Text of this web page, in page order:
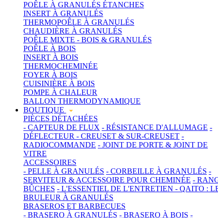
POÊLE À GRANULÉS ÉTANCHES
INSERT À GRANULÉS
THERMOPOÊLE À GRANULÉS
CHAUDIÈRE À GRANULÉS
POÊLE MIXTE - BOIS & GRANULÉS
POÊLE À BOIS
INSERT À BOIS
THERMOCHEMINÉE
FOYER À BOIS
CUISINIÈRE À BOIS
POMPE À CHALEUR
BALLON THERMODYNAMIQUE
BOUTIQUE
PIÈCES DÉTACHÉES
- CAPTEUR DE FLUX - RÉSISTANCE D'ALLUMAGE -
DÉFLECTEUR - CREUSET & SUR-CREUSET -
RADIOCOMMANDE - JOINT DE PORTE & JOINT DE
VITRE
ACCESSOIRES
- PELLE À GRANULÉS - CORBEILLE À GRANULÉS -
SERVITEUR & ACCESSOIRE POUR CHEMINÉE -
BÛCHES - L'ESSENTIEL DE L'ENTRETIEN - QAITO :
BRULEUR À GRANULÉS
BRASEROS ET BARBECUES
- BRASERO À GRANULÉS - BRASERO À BOIS -